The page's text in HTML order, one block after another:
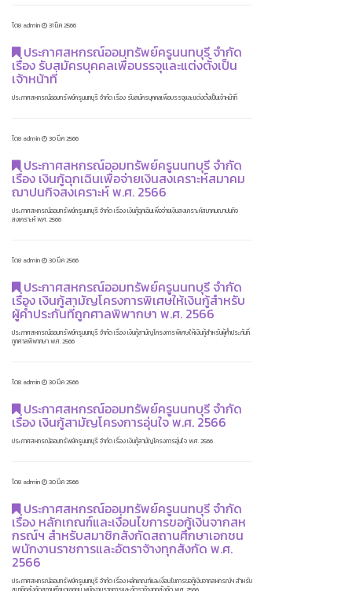
โดย admin 31 มี.ค 2566
ประกาศสหกรณ์ออมทรัพย์ครูนนทบุรี จำกัด
เรื่อง รับสมัครบุคคลเพื่อบรรจุและแต่งตั้งเป็น
เจ้าหน้าที่
ประกาศสหกรณ์ออมทรัพย์ครูนนทบุรี จำกัด เรื่อง รับสมัครบุคคลเพื่อบรรจุและแต่งตั้งเป็นเจ้าหน้าที่
โดย admin 30 มี.ค 2566
ประกาศสหกรณ์ออมทรัพย์ครูนนทบุรี จำกัด
เรื่อง เงินกู้ฉุกเฉินเพื่อจ่ายเงินสงเคราะห์สมาคม
ฌาปนกิจสงเคราะห์ พ.ศ. 2566
ประกาศสหกรณ์ออมทรัพย์ครูนนทบุรี จำกัด เรื่อง เงินกู้ฉุกเฉินเพื่อจ่ายเงินสงเคราะห์สมาคมฌาปนกิจ
สงเคราะห์ พ.ศ. 2566
โดย admin 30 มี.ค 2566
ประกาศสหกรณ์ออมทรัพย์ครูนนทบุรี จำกัด
เรื่อง เงินกู้สามัญโครงการพิเศษให้เงินกู้สำหรับ
ผู้ค้ำประกันที่ถูกศาลพิพากษา พ.ศ. 2566
ประกาศสหกรณ์ออมทรัพย์ครูนนทบุรี จำกัด เรื่อง เงินกู้สามัญโครงการพิเศษให้เงินกู้สำหรับผู้ค้ำประกันที่
ถูกศาลพิพากษา พ.ศ. 2566
โดย admin 30 มี.ค 2566
ประกาศสหกรณ์ออมทรัพย์ครูนนทบุรี จำกัด
เรื่อง เงินกู้สามัญโครงการอุ่นใจ พ.ศ. 2566
ประกาศสหกรณ์ออมทรัพย์ครูนนทบุรี จำกัด เรื่อง เงินกู้สามัญโครงการอุ่นใจ พ.ศ. 2566
โดย admin 30 มี.ค 2566
ประกาศสหกรณ์ออมทรัพย์ครูนนทบุรี จำกัด
เรื่อง หลักเกณฑ์และเงื่อนไขการขอกู้เงินจากสห
กรณ์ฯ สำหรับสมาชิกสังกัดสถานศึกษาเอกชน
พนักงานราชการและอัตราจ้างทุกสังกัด พ.ศ.
2566
ประกาศสหกรณ์ออมทรัพย์ครูนนทบุรี จำกัด เรื่อง หลักเกณฑ์และเงื่อนไขการขอกู้เงินจากสหกรณ์ฯ สำหรับ